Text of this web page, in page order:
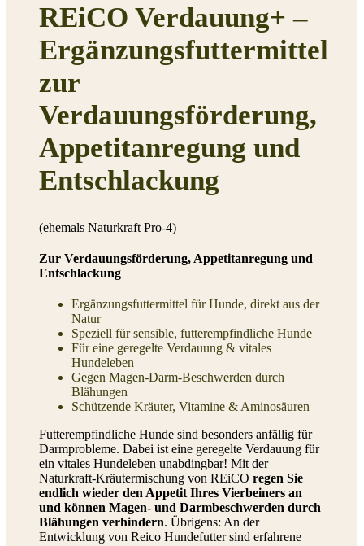
REiCO Verdauung+ –
Ergänzungsfuttermittel
zur
Verdauungsförderung,
Appetitanregung und
Entschlackung
(ehemals Naturkraft Pro-4)
Zur Verdauungsförderung, Appetitanregung und
Entschlackung
Ergänzungsfuttermittel für Hunde, direkt aus der
Natur
Speziell für sensible, futterempfindliche Hunde
Für eine geregelte Verdauung & vitales
Hundeleben
Gegen Magen-Darm-Beschwerden durch
Blähungen
Schützende Kräuter, Vitamine & Aminosäuren
Futterempfindliche Hunde sind besonders anfällig für
Darmprobleme. Dabei ist eine geregelte Verdauung für
ein vitales Hundeleben unabdingbar! Mit der
Naturkraft-Kräutermischung von REiCO regen Sie
endlich wieder den Appetit Ihres Vierbeiners an
und können Magen- und Darmbeschwerden durch
Blähungen verhindern. Übrigens: An der
Entwicklung von Reico Hundefutter sind erfahrene